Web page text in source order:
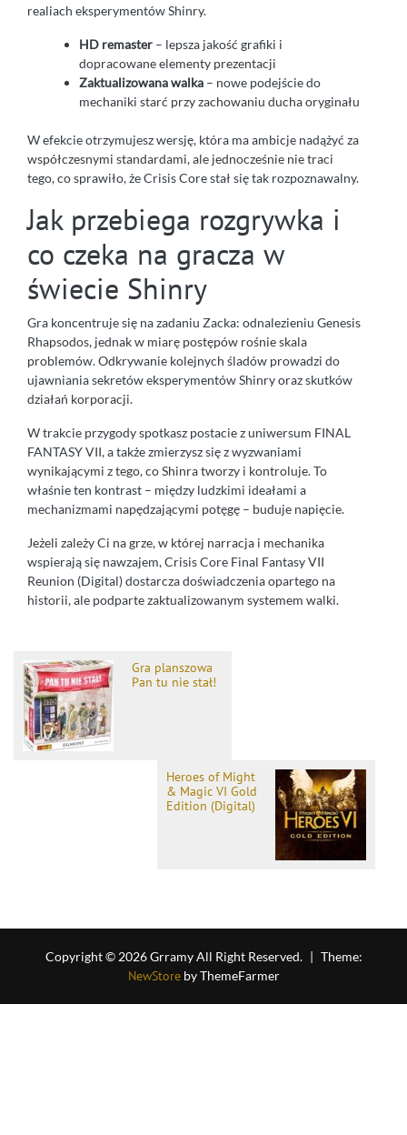
realiach eksperymentów Shinry.
HD remaster – lepsza jakość grafiki i
dopracowane elementy prezentacji
Zaktualizowana walka – nowe podejście do
mechaniki starć przy zachowaniu ducha oryginału
W efekcie otrzymujesz wersję, która ma ambicje nadążyć za
współczesnymi standardami, ale jednocześnie nie traci
tego, co sprawiło, że Crisis Core stał się tak rozpoznawalny.
Jak przebiega rozgrywka i
co czeka na gracza w
świecie Shinry
Gra koncentruje się na zadaniu Zacka: odnalezieniu Genesis
Rhapsodos, jednak w miarę postępów rośnie skala
problemów. Odkrywanie kolejnych śladów prowadzi do
ujawniania sekretów eksperymentów Shinry oraz skutków
działań korporacji.
W trakcie przygody spotkasz postacie z uniwersum FINAL
FANTASY VII, a także zmierzysz się z wyzwaniami
wynikającymi z tego, co Shinra tworzy i kontroluje. To
właśnie ten kontrast – między ludzkimi ideałami a
mechanizmami napędzającymi potęgę – buduje napięcie.
Jeżeli zależy Ci na grze, w której narracja i mechanika
wspierają się nawzajem, Crisis Core Final Fantasy VII
Reunion (Digital) dostarcza doświadczenia opartego na
historii, ale podparte zaktualizowanym systemem walki.
Gra planszowa
Pan tu nie stał!
Heroes of Might
& Magic VI Gold
Edition (Digital)
Copyright © 2026 Grramy All Right Reserved. | Theme:
NewStoreby ThemeFarmer